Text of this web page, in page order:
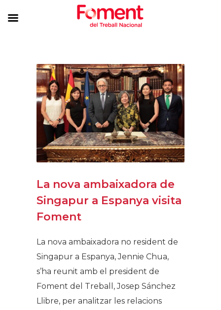
La nova ambaixadora de
Singapur a Espanya visita
Foment
La nova ambaixadora no resident de
Singapur a Espanya, Jennie Chua,
s’ha reunit amb el president de
Foment del Treball, Josep Sánchez
Llibre, per analitzar les relacions